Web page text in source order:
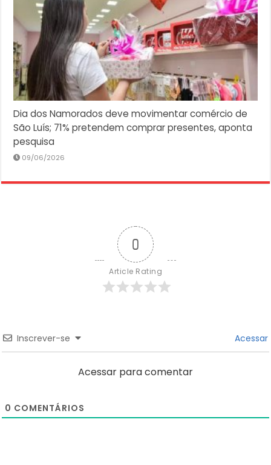
Dia dos Namorados deve movimentar comércio de
São Luís; 71% pretendem comprar presentes, aponta
pesquisa
09/06/2026
0
Article Rating
Inscrever-se Acessar
Acessar para comentar
0 COMENTÁRIOS